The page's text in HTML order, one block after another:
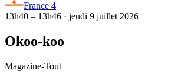
France 4
13h40 – 13h46 · jeudi 9 juillet 2026
Okoo-koo
Magazine-Tout